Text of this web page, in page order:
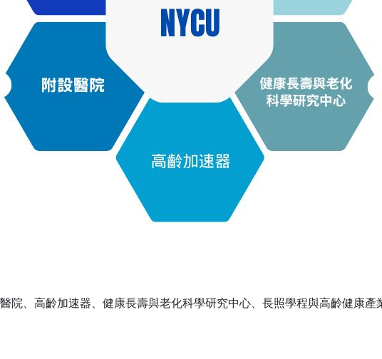
院、高齡加速器、健康長壽與老化科學研究中心、長照學程與高齡健康產